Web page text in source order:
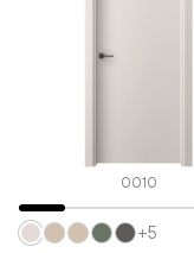
0010
+5